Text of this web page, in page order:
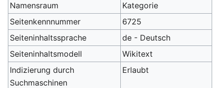
Namensraum
Kategorie
Seitenkennnummer
6725
Seiteninhaltssprache
de - Deutsch
Seiteninhaltsmodell
Wikitext
Indizierung durch
Suchmaschinen
Erlaubt